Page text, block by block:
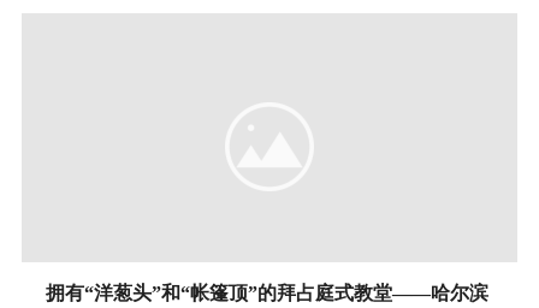
拥有“洋葱头”和“帐篷顶”的拜占庭式教堂——哈尔滨